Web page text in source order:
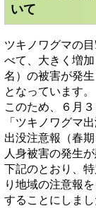
いて
ツキノワグマの
べて、大きく増
名）の被害が発
となっています。
このため、６月
「ツキノワグマ
出没注意報（春
人身被害の発生
下記のとおり、
り地域の注意報
することにしまし